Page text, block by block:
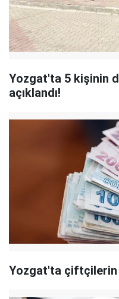
Yozgat'ta 5 kişinin
açıklandı!
Yozgat'ta çiftçilerin